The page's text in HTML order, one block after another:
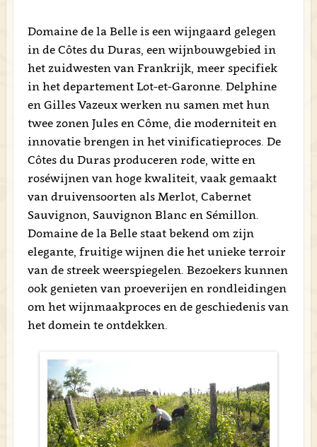
Domaine de la Belle is een wijngaard gelegen
in de Côtes du Duras, een wijnbouwgebied in
het zuidwesten van Frankrijk, meer specifiek
in het departement Lot-et-Garonne. Delphine
en Gilles Vazeux werken nu samen met hun
twee zonen Jules en Côme, die moderniteit en
innovatie brengen in het vinificatieproces. De
Côtes du Duras produceren rode, witte en
roséwijnen van hoge kwaliteit, vaak gemaakt
van druivensoorten als Merlot, Cabernet
Sauvignon, Sauvignon Blanc en Sémillon.
Domaine de la Belle staat bekend om zijn
elegante, fruitige wijnen die het unieke terroir
van de streek weerspiegelen. Bezoekers kunnen
ook genieten van proeverijen en rondleidingen
om het wijnmaakproces en de geschiedenis van
het domein te ontdekken.